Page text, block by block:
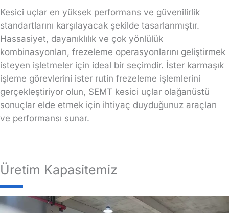
Kesici uçlar en yüksek performans ve güvenilirlik
standartlarını karşılayacak şekilde tasarlanmıştır.
Hassasiyet, dayanıklılık ve çok yönlülük
kombinasyonları, frezeleme operasyonlarını geliştirmek
isteyen işletmeler için ideal bir seçimdir. İster karmaşık
işleme görevlerini ister rutin frezeleme işlemlerini
gerçekleştiriyor olun, SEMT kesici uçlar olağanüstü
sonuçlar elde etmek için ihtiyaç duyduğunuz araçları
ve performansı sunar.
Üretim Kapasitemiz